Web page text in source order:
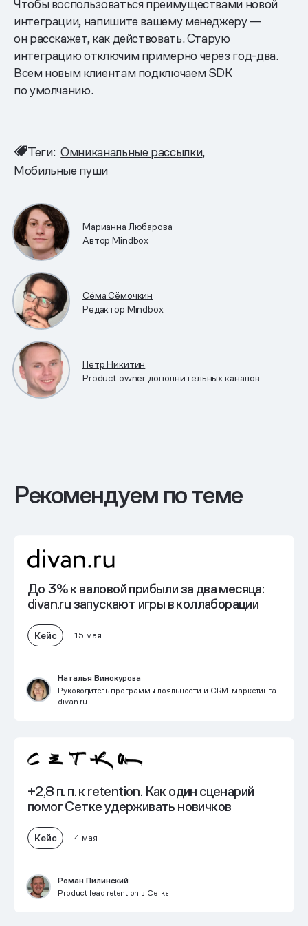
Чтобы воспользоваться преимуществами новой
интеграции, напишите вашему менеджеру —
он расскажет, как действовать. Старую
интеграцию отключим примерно через год-два.
Всем новым клиентам подключаем SDK
по умолчанию.
Теги: Омниканальные рассылки
Мобильные пуши
Марианна Любарова
Автор Mindbox
Сёма Сёмочкин
Редактор Mindbox
Пётр Никитин
Product owner дополнительных каналов
Рекомендуем по теме
До 3% к валовой прибылиза два месяца:
divan.ru запускают игры в коллаборации
Кейс 15 мая
Наталья Винокурова
Руководитель программы лояльности и CRM-маркетинга
divan.ru
+2,8 п. п. к retention. Как один сценарий
помог Сетке удерживать новичков
Кейс 4 мая
Роман Пилинский
Product lead retention в Сетке